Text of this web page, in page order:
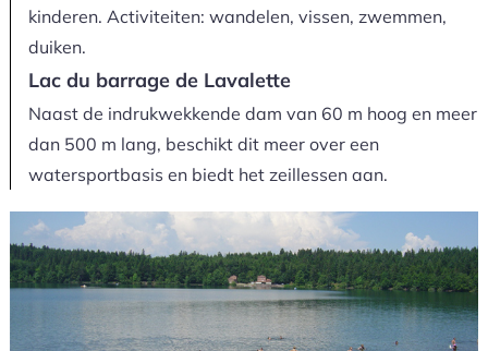
kinderen. Activiteiten: wandelen, vissen, zwemmen,
duiken.
Lac du barrage de Lavalette
Naast de indrukwekkende dam van 60 m hoog en meer
dan 500 m lang, beschikt dit meer over een
watersportbasis en biedt het zeillessen aan.